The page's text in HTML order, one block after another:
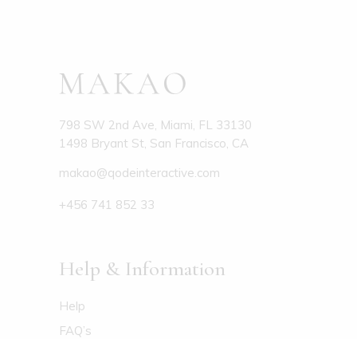
798 SW 2nd Ave, Miami, FL 33130
1498 Bryant St, San Francisco, CA
makao@qodeinteractive.com
+456 741 852 33
Help & Information
Help
FAQ’s